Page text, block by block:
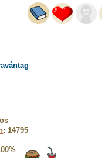
: 14795